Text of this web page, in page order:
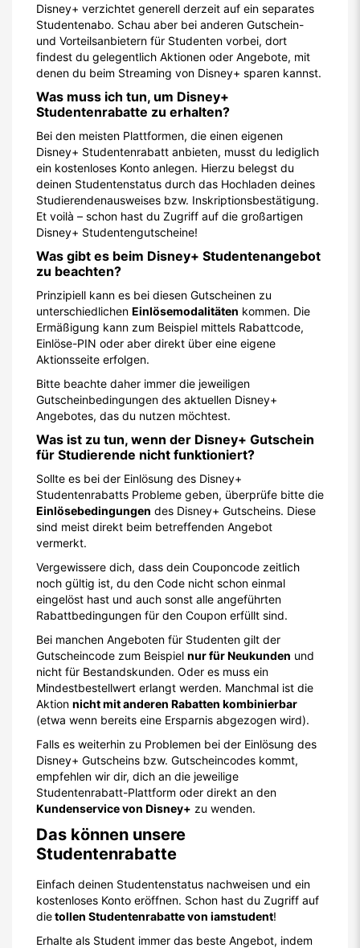
Disney+ verzichtet generell derzeit auf ein separates
Studentenabo. Schau aber bei anderen Gutschein-
und Vorteilsanbietern für Studenten vorbei, dort
findest du gelegentlich Aktionen oder Angebote, mit
denen du beim Streaming von Disney+ sparen kannst.
Was muss ich tun, um Disney+
Studentenrabatte zu erhalten?
Bei den meisten Plattformen, die einen eigenen
Disney+ Studentenrabatt anbieten, musst du lediglich
ein kostenloses Konto anlegen. Hierzu belegst du
deinen Studentenstatus durch das Hochladen deines
Studierendenausweises bzw. Inskriptionsbestätigung.
Et voilà – schon hast du Zugriff auf die großartigen
Disney+ Studentengutscheine!
Was gibt es beim Disney+ Studentenangebot
zu beachten?
Prinzipiell kann es bei diesen Gutscheinen zu
unterschiedlichen Einlösemodalitäten kommen. Die
Ermäßigung kann zum Beispiel mittels Rabattcode,
Einlöse-PIN oder aber direkt über eine eigene
Aktionsseite erfolgen.
Bitte beachte daher immer die jeweiligen
Gutscheinbedingungen des aktuellen Disney+
Angebotes, das du nutzen möchtest.
Was ist zu tun, wenn der Disney+ Gutschein
für Studierende nicht funktioniert?
Sollte es bei der Einlösung des Disney+
Studentenrabatts Probleme geben, überprüfe bitte die
Einlösebedingungen des Disney+ Gutscheins. Diese
sind meist direkt beim betreffenden Angebot
vermerkt.
Vergewissere dich, dass dein Couponcode zeitlich
noch gültig ist, du den Code nicht schon einmal
eingelöst hast und auch sonst alle angeführten
Rabattbedingungen für den Coupon erfüllt sind.
Bei manchen Angeboten für Studenten gilt der
Gutscheincode zum Beispiel nur für Neukunden und
nicht für Bestandskunden. Oder es muss ein
Mindestbestellwert erlangt werden. Manchmal ist die
Aktion nicht mit anderen Rabatten kombinierbar
(etwa wenn bereits eine Ersparnis abgezogen wird).
Falls es weiterhin zu Problemen bei der Einlösung des
Disney+ Gutscheins bzw. Gutscheincodes kommt,
empfehlen wir dir, dich an die jeweilige
Studentenrabatt-Plattform oder direkt an den
Kundenservice von Disney+ zu wenden.
Das können unsere
Studentenrabatte
Einfach deinen Studentenstatus nachweisen und ein
kostenloses Konto eröffnen. Schon hast du Zugriff auf
dietollen Studentenrabatte von iamstudent!
Erhalte als Student immer das beste Angebot, indem